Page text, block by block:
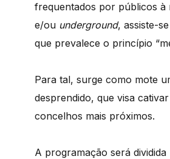
frequentados por públicos à
e/ou underground, assiste-
que prevalece o princípio
Para tal, surge como mote
desprendido, que visa
concelhos mais próximos.
A programação será